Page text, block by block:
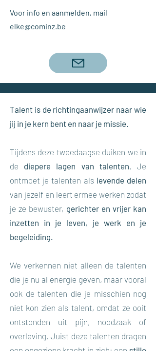
Voor info en aanmelden, mail
elke@cominz.be
Talent is de richtingaanwijzer naar wie
jij in je kern bent en naar je missie.
Tijdens deze tweedaagse duiken we in
de diepere lagen van talenten. Je
ontmoet je talenten als levende delen
van jezelf en leert ermee werken zodat
je ze bewuster, gerichter en vrijer kan
inzetten in je leven, je werk en je
begeleiding.
We verkennen niet alleen de talenten
die je nu al energie geven, maar vooral
ook de talenten die je misschien nog
niet kon zien als talent, omdat ze ooit
ontstonden uit pijn, noodzaak of
overleving. Juist deze talenten dragen